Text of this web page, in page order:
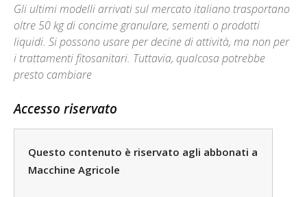
Gli ultimi modelli arrivati sul mercato italiano trasportano
oltre 50 kg di concime granulare, sementi o prodotti
liquidi. Si possono usare per decine di attività, ma non per
i trattamenti fitosanitari. Tuttavia, qualcosa potrebbe
presto cambiare
Accesso riservato
Questo contenuto è riservato agli abbonati a
Macchine Agricole